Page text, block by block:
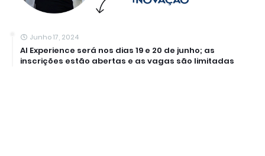
Junho 17, 2024
AI Experience será nos dias 19 e 20 de junho; as
inscrições estão abertas e as vagas são limitadas